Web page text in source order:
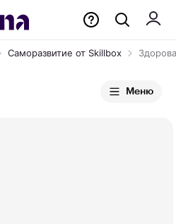
Саморазвитие от Skillbox
Меню